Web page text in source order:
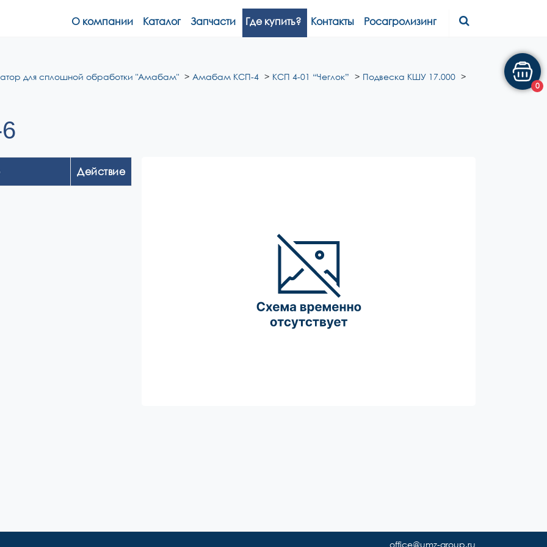
О компании Каталог Запчасти Где купить? Контакты Росагролизинг
для сплошной обработки "Амабам" Амабам КСП-4 КСП 4-01 “Чеглок”
Подвеска КШУ 17.000
Действие
office@umz-group.ru
0